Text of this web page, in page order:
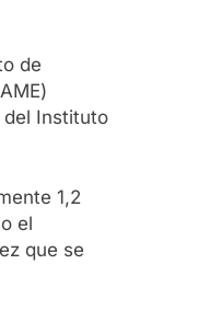
de
del Instituto
1,2
el
que se